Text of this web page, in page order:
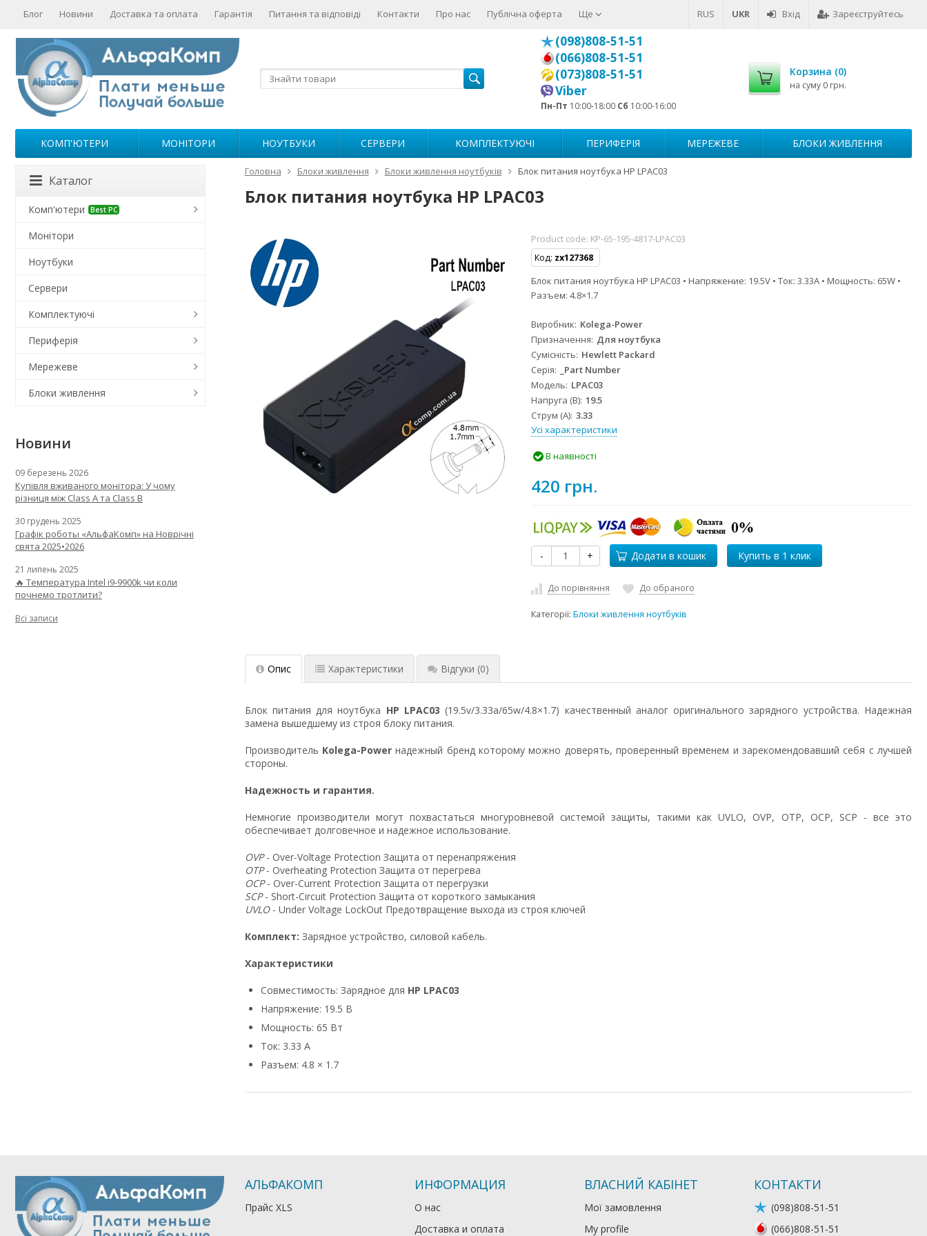
RUS UKR Вхід Зареєструйтесь
Блог Новини Доставка та оплата Гарантія Питання та відповіді Контакти Про нас Публічна оферта Ще
(098)808-51-51
(066)808-51-51
(073)808-51-51
Viber
Пн-Пт 10:00-18:00 Сб 10:00-16:00
Корзина (0)
на суму 0 грн.
КОМП'ЮТЕРИ МОНІТОРИ НОУТБУКИ СЕРВЕРИ КОМПЛЕКТУЮЧІ ПЕРИФЕРІЯ МЕРЕЖЕВЕ БЛОКИ ЖИВЛЕННЯ
Головна Блоки живлення Блоки живлення ноутбуків Блок питания ноутбука HP LPAC03
Блок питания ноутбука HP LPAC03
Product code: KP-65-195-4817-LPAC03
Код: zx127368
Блок питания ноутбука HP LPAC03 • Напряжение: 19.5V • Ток: 3.33A • Мощность: 65W •
Разъем: 4.8×1.7
Виробник Kolega-Power
Призначення Для ноутбука
Сумісність Hewlett Packard
Серія
_Part Number
Модель LPAC03
Напруга (В) 19.5
Струм (А) 3.33
Усі характеристики
В наявності
420 грн.
- + Додати в кошик
До порівняння До обраного
Категорії:Блоки живлення ноутбуків
Опис Характеристики Відгуки (0)
Блок питания для ноутбука HP LPAC03(19.5v/3.33a/65w/4.8×1.7) качественный аналог оригинального зарядного устройства. Надежная
замена вышедшему из строя блоку питания.
Производитель Kolega-Powerнадежный бренд которому можно доверять, проверенный временем и зарекомендовавший себя с лучшей
стороны.
Надежность и гарантия.
Немногие производители могут похвастаться многуровневой системой защиты, такими как UVLO, OVP, OTP, OCP, SCP - все это
обеспечивает долговечное и надежное использование.
OVP- Over-Voltage Protection Защита от перенапряжения
OTP- Overheating Protection Защита от перегрева
OCP- Over-Current Protection Защита от перегрузки
SCP- Short-Circuit Protection Защита от короткого замыкания
UVLO- Under Voltage LockOut Предотвращение выхода из строя ключей
Комплект: Зарядное устройство, силовой кабель.
Характеристики
Совместимость: Зарядное для HP LPAC03
Напряжение: 19.5 В
Мощность: 65 Вт
Ток: 3.33 А
Разъем: 4.8 × 1.7
Каталог
Комп'ютери Best PC
Монітори
Ноутбуки
Сервери
Комплектуючі
Периферія
Мережеве
Блоки живлення
Новини
09 березень 2026
Купівля вживаного монітора: У чому
різниця між Class A та Class B
30 грудень 2025
Графік роботы «АльфаКомп» на Новрічні
свята 2025•2026
21 липень 2025
🔥 Температура Intel i9-9900k чи коли
почнемо тротлити?
Всі записи
АЛЬФАКОМП
Прайс XLS
ИНФОРМАЦИЯ
О нас
Доставка и оплата
ВЛАСНИЙ КАБІНЕТ
Мої замовлення
My profile
КОНТАКТИ
(098)808-51-51
(066)808-51-51